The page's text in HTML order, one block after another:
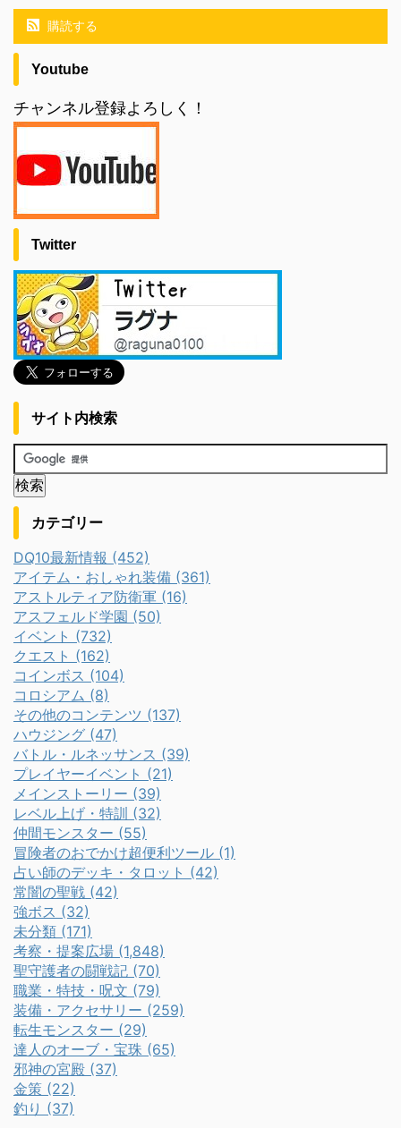
購読する
Youtube
チャンネル登録よろしく！
Twitter
サイト内検索
カテゴリー
DQ10最新情報 (452)
アイテム・おしゃれ装備 (361)
アストルティア防衛軍 (16)
アスフェルド学園 (50)
イベント (732)
クエスト (162)
コインボス (104)
コロシアム (8)
その他のコンテンツ (137)
ハウジング (47)
バトル・ルネッサンス (39)
プレイヤーイベント (21)
メインストーリー (39)
レベル上げ・特訓 (32)
仲間モンスター (55)
冒険者のおでかけ超便利ツール (1)
占い師のデッキ・タロット (42)
常闇の聖戦 (42)
強ボス (32)
未分類 (171)
考察・提案広場 (1,848)
聖守護者の闘戦記 (70)
職業・特技・呪文 (79)
装備・アクセサリー (259)
転生モンスター (29)
達人のオーブ・宝珠 (65)
邪神の宮殿 (37)
金策 (22)
釣り (37)